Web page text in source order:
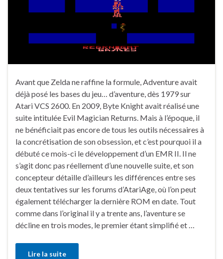
Avant que Zelda ne raffine la formule, Adventure avait
déjà posé les bases du jeu… d’aventure, dès 1979 sur
Atari VCS 2600. En 2009, Byte Knight avait réalisé une
suite intitulée Evil Magician Returns. Mais à l’époque, il
ne bénéficiait pas encore de tous les outils nécessaires à
la concrétisation de son obsession, et c’est pourquoi il a
débuté ce mois-ci le développement d’un EMR II. Il ne
s’agit donc pas réellement d’une nouvelle suite, et son
concepteur détaille d’ailleurs les différences entre ses
deux tentatives sur les forums d’AtariAge, où l’on peut
également télécharger la dernière ROM en date. Tout
comme dans l’original il y a trente ans, l’aventure se
décline en trois modes, le premier étant simplifié et …
Lire la suite